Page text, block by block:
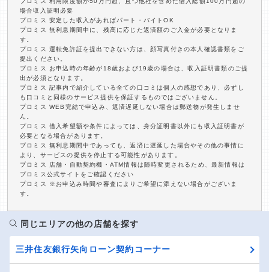
場合収入証明必要
プロミス 安定した収入があればパート・バイトOK
プロミス 無利息期間中に、残高に応じた返済額のご入金が必要となりま
す。
プロミス 運転免許証を提出できない方は、顔写真付きの本人確認書類をご
提出ください。
プロミス お申込時の年齢が18歳および19歳の場合は、収入証明書類のご提
出が必須となります。
プロミス 記事内で紹介している全ての口コミは個人の感想であり、必ずし
も口コミと同様のサービス提供を保証するものではございません。
プロミス WEB完結で申込み、返済遅延しない場合は郵送物が発生しませ
ん。
プロミス 借入希望額や条件によっては、身分証明書以外にも収入証明書が
必要となる場合があります。
プロミス 無利息期間中であっても、返済に遅延した場合やその他の事情に
より、サービスの提供を停止する可能性があります。
プロミス 店舗・自動契約機・ATM情報は随時変更されるため、最新情報は
プロミス公式サイトをご確認ください
プロミス ※お申込み時間や審査によりご希望に添えない場合がございま
す。
同じエリアの他の店舗を探す
三井住友銀行矢向ローン契約コーナー